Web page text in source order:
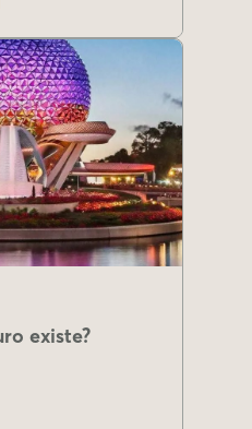
existe?